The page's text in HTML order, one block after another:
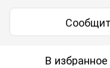
В избранное